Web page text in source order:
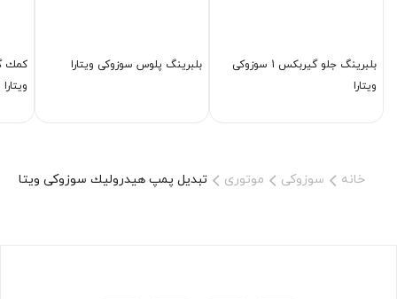
بلبرینگ جلو گیربكس 1 سوزوکی
ویتارا
بلبرینگ پلوس سوزوکی ویتارا
كمك
ویتارا 2000
خانه سوزوکی موتوری تبدیل پمپ هیدرولیك سوزوکی ویتارا